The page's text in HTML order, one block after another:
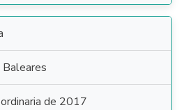
Baleares
de 2017